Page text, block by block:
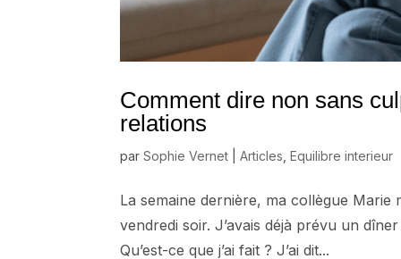
Comment dire non sans
relations
parSophie Vernet |Articles ,Equilibre interieur
La semaine dernière, ma collègue
vendredi soir. J’avais déjà prévu un
Qu’est-ce que j’ai fait ? J’ai dit...